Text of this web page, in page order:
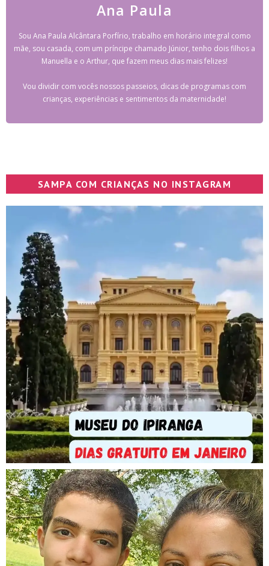
Ana Paula
Sou Ana Paula Alcântara Porfírio, trabalho em horário integral como
mãe, sou casada, com um príncipe chamado Júnior, tenho dois filhos a
Manuella e o Arthur, que fazem meus dias mais felizes!
Vou dividir com vocês nossos passeios, dicas de programas com
crianças, experiências e sentimentos da maternidade!
SAMPA COM CRIANÇAS NO INSTAGRAM